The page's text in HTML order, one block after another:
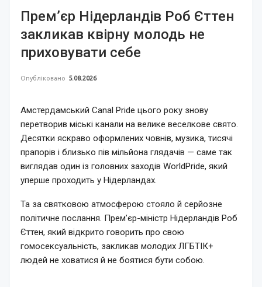
Прем’єр Нідерландів Роб Єттен
закликав квірну молодь не
приховувати себе
Опубліковано 5.08.2026
Амстердамський Canal Pride цього року знову
перетворив міські канали на велике веселкове свято.
Десятки яскраво оформлених човнів, музика, тисячі
прапорів і близько пів мільйона глядачів — саме так
виглядав один із головних заходів WorldPride, який
уперше проходить у Нідерландах.
Та за святковою атмосферою стояло й серйозне
політичне послання. Прем’єр-міністр Нідерландів Роб
Єттен, який відкрито говорить про свою
гомосексуальність, закликав молодих ЛГБТІК+
людей не ховатися й не боятися бути собою.